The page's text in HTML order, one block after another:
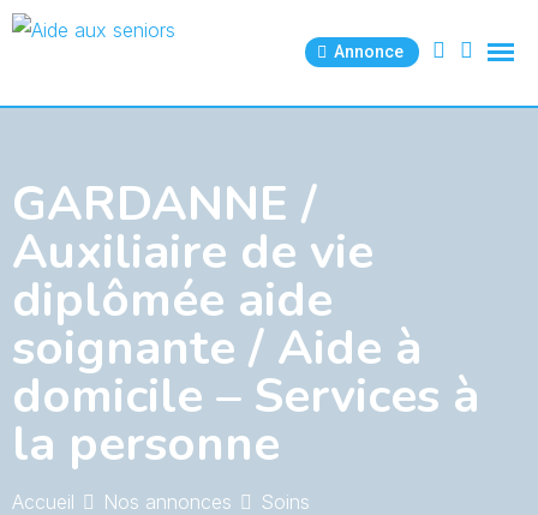
Skip
Annonce
GARDANNE /
Auxiliaire de vie
diplômée aide
soignante / Aide à
domicile – Services à
la personne
Accueil Nos annonces
Soins